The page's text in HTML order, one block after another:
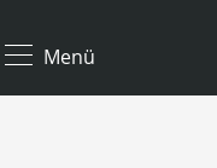
Menü